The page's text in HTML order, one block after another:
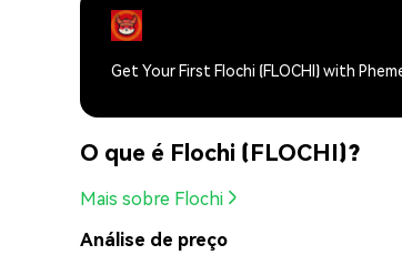
Get Your First Flochi (FLOCHI) with
O que é Flochi (FLOCHI)?
Mais sobre Flochi
Análise de preço